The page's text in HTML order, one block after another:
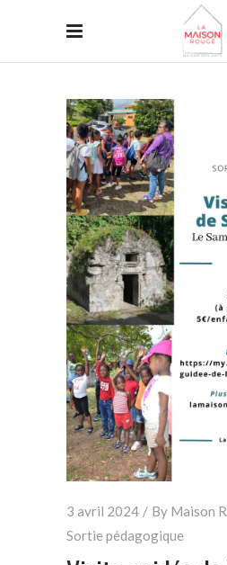
3 avril 2024 By Maison
Sortie pédagogique